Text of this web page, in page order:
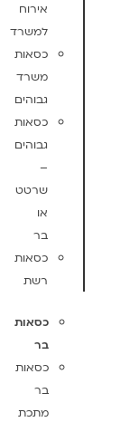
אירוח
למשרד
כסאות
משרד
גבוהים
כסאות
גבוהים
–
שרטט
או
בר
כסאות
רשת
כסאות
בר
כסאות
בר
מתכת